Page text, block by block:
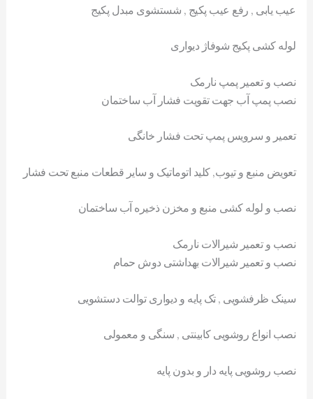
عیب یابی , رفع عیب پکیج , شستشوی مبدل پکیج
لوله کشی پکیج شوفاژ دیواری
نصب و تعمیر پمپ نارمک
نصب پمپ آب جهت تقویت فشار آب ساختمان
تعمیر و سرویس پمپ تحت فشار خانگی
تعویض منبع و تیوب, کلید اتوماتیک و سایر قطعات منبع تحت فشار
نصب و لوله کشی منبع و مخزن ذخیره آب ساختمان
نصب و تعمیر شیرالات نارمک
نصب و تعمیر شیرالات بهداشتی دوش حمام
سینک ظرفشویی , تک پایه و دیواری توالت دستشویی
نصب انواع روشویی کابینتی , سنگی و معمولی
نصب روشویی پایه دار و بدون پایه